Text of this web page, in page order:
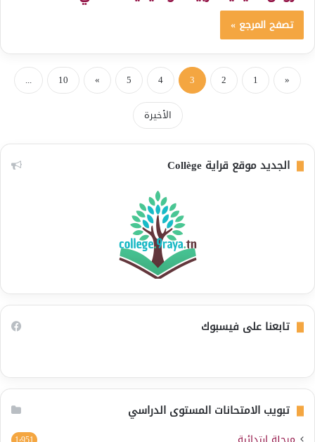
تصفح المرجع »
«
1
2
3
4
5
»
10
...
الأخيرة
الجديد موقع قراية Collège
تابعنا على فيسبوك
تبويب الامتحانات المستوى الدراسي